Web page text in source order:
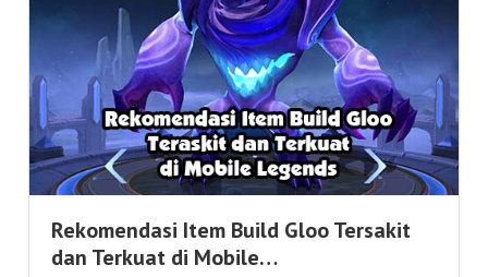
Rekomendasi Item Build Gloo Tersakit
dan Terkuat di Mobile…